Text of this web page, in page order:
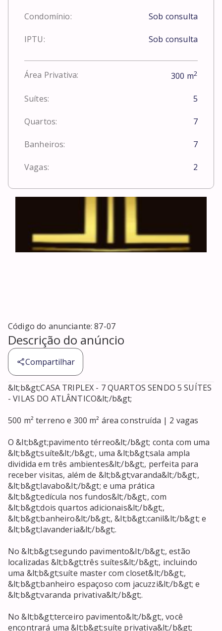
Condomínio: Sob consulta
IPTU: Sob consulta
Área Privativa: 300 m2
Suítes: 5
Quartos: 7
Banheiros: 7
Vagas: 2
Código do anunciante:87-07
Descrição do anúncio
Compartilhar
&lt;b&gt;CASA TRIPLEX - 7 QUARTOS SENDO 5 SUÍTES
- VILAS DO ATLÂNTICO&lt;/b&gt;
500 m² terreno e 300 m² área construída | 2 vagas
O &lt;b&gt;pavimento térreo&lt;/b&gt; conta com uma
&lt;b&gt;suíte&lt;/b&gt;, uma &lt;b&gt;sala ampla
dividida em três ambientes&lt;/b&gt;, perfeita para
receber visitas, além de &lt;b&gt;varanda&lt;/b&gt;,
&lt;b&gt;lavabo&lt;/b&gt; e uma prática
&lt;b&gt;edícula nos fundos&lt;/b&gt;, com
&lt;b&gt;dois quartos adicionais&lt;/b&gt;,
&lt;b&gt;banheiro&lt;/b&gt;, &lt;b&gt;canil&lt;/b&gt; e
&lt;b&gt;lavanderia&lt;/b&gt;.
No &lt;b&gt;segundo pavimento&lt;/b&gt;, estão
localizadas &lt;b&gt;três suítes&lt;/b&gt;, incluindo
uma &lt;b&gt;suíte master com closet&lt;/b&gt;,
&lt;b&gt;banheiro espaçoso com jacuzzi&lt;/b&gt; e
&lt;b&gt;varanda privativa&lt;/b&gt;.
No &lt;b&gt;terceiro pavimento&lt;/b&gt;, você
encontrará uma &lt;b&gt;suíte privativa&lt;/b&gt;